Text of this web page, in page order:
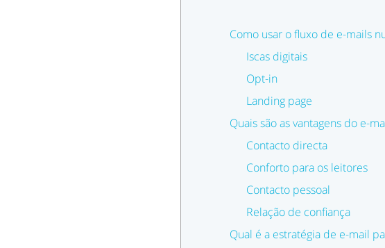
Como usar o fluxo de e-mails
Iscas digitais
Opt-in
Landing page
Quais são as vantagens do e-
Contacto directa
Conforto para os leitores
Contacto pessoal
Relação de confiança
Qual é a estratégia de e-mail